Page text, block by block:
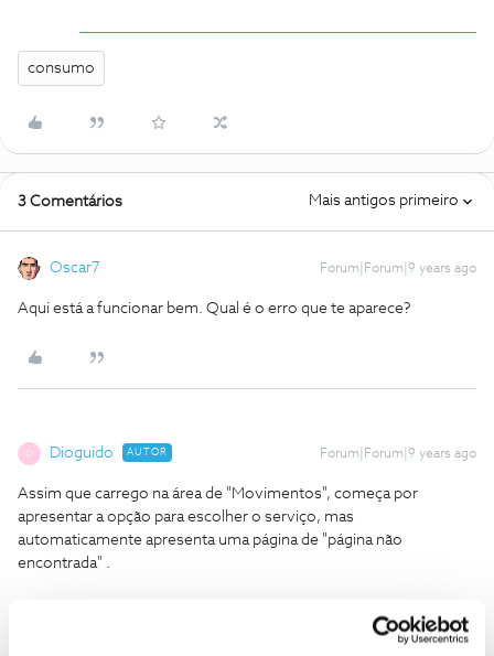
consumo
3 Comentários Mais antigos primeiro
Oscar7 Forum|Forum|9 years ago
Aqui está a funcionar bem. Qual é o erro que te aparece?
D Dioguido AUTOR Forum|Forum|9 years ago
Assim que carrego na área de "Movimentos", começa por
apresentar a opção para escolher o serviço, mas
automaticamente apresenta uma página de "página não
encontrada" .